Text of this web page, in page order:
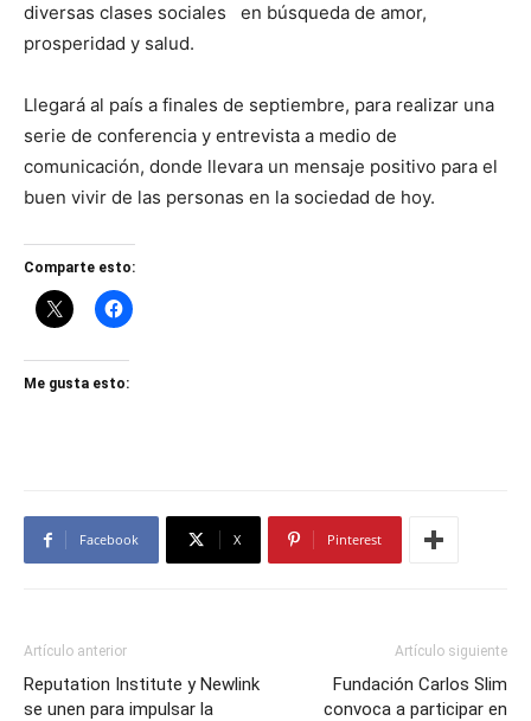
diversas clases sociales en búsqueda de amor,
prosperidad y salud.
Llegará al país a finales de septiembre, para realizar una
serie de conferencia y entrevista a medio de
comunicación, donde llevara un mensaje positivo para el
buen vivir de las personas en la sociedad de hoy.
Comparte esto:
Me gusta esto:
Facebook X Pinterest
Artículo anterior
Reputation Institute y Newlink
se unen para impulsar la
Artículo siguiente
Fundación Carlos Slim
convoca a participar en